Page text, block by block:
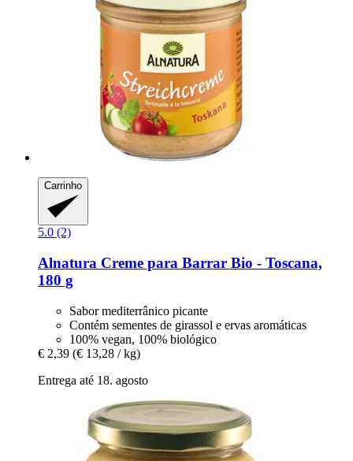
Carrinho
5.0 (2)
Alnatura Creme para Barrar Bio -​ Toscana,
180 g
Sabor mediterrânico picante
Contém sementes de girassol e ervas aromáticas
100% vegan, 100% biológico
€ 2,39 (€ 13,28 / kg)
Entrega até 18. agosto